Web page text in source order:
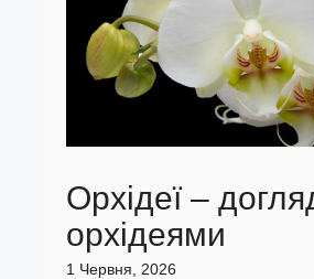
Орхідеї –
орхідеями
1 Червня, 2026